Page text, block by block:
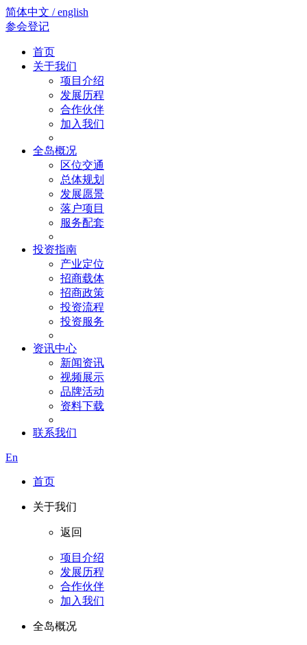
简体中文 / english
参会登记
首页
关于我们
项目介绍
发展历程
合作伙伴
加入我们
全岛概况
区位交通
总体规划
发展愿景
落户项目
服务配套
投资指南
产业定位
招商载体
招商政策
投资流程
投资服务
资讯中心
新闻资讯
视频展示
品牌活动
资料下载
联系我们
En
首页
关于我们
返回
项目介绍
发展历程
合作伙伴
加入我们
全岛概况